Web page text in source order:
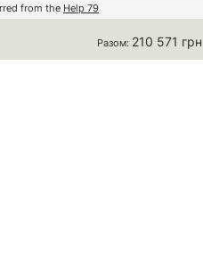
from the Help 79
Разом: 210 571 грн